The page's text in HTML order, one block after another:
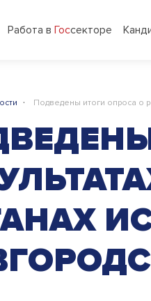
Работа в Госсекторе
· Подведены итоги опроса о